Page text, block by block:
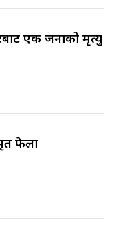
एक जनाको मृत्यु
फेला